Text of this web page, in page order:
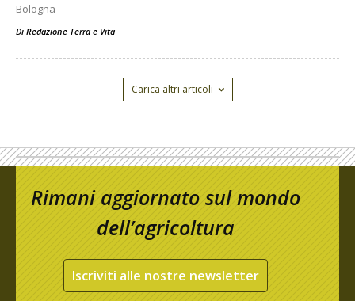
Bologna
Di Redazione Terra e Vita
Carica altri articoli
Rimani aggiornato sul mondo
dell’agricoltura
Iscriviti alle nostre newsletter